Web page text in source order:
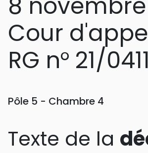
Cour
RG n° 21/
Pôle 5 - Chambre 4
Texte de la